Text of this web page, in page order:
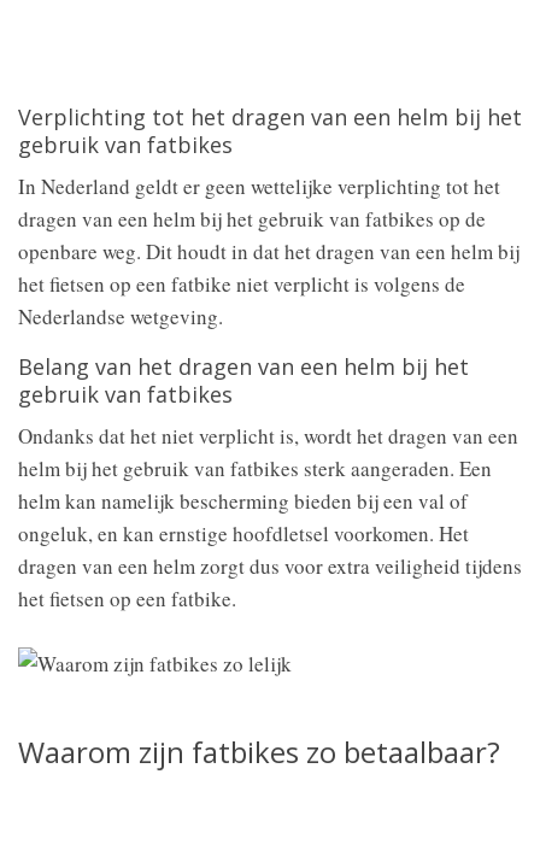
Verplichting tot het dragen van een helm bij het
gebruik van fatbikes
In Nederland geldt er geen wettelijke verplichting tot het
dragen van een helm bij het gebruik van fatbikes op de
openbare weg. Dit houdt in dat het dragen van een helm bij
het fietsen op een fatbike niet verplicht is volgens de
Nederlandse wetgeving.
Belang van het dragen van een helm bij het
gebruik van fatbikes
Ondanks dat het niet verplicht is, wordt het dragen van een
helm bij het gebruik van fatbikes sterk aangeraden. Een
helm kan namelijk bescherming bieden bij een val of
ongeluk, en kan ernstige hoofdletsel voorkomen. Het
dragen van een helm zorgt dus voor extra veiligheid tijdens
het fietsen op een fatbike.
Waarom zijn fatbikes zo betaalbaar?